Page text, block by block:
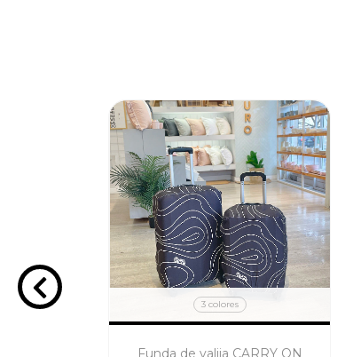
3 colores
Funda de valija CARRY ON